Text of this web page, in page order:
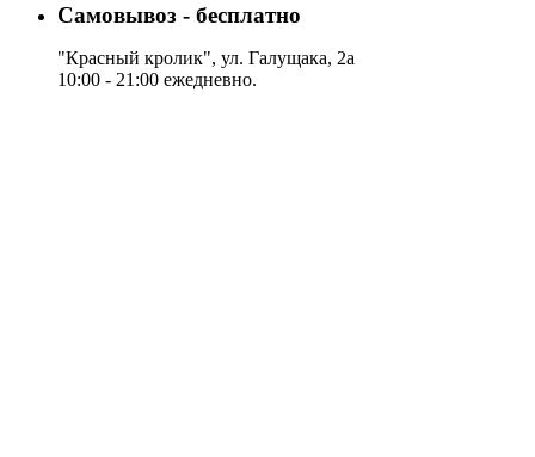
Самовывоз - бесплатно
"Красный кролик", ул. Галущака, 2а
10:00 - 21:00 ежедневно.